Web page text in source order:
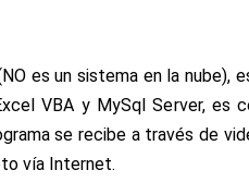
es un sistema en la nube),
VBA y MySql Server, es
se recibe a través de
vía Internet.